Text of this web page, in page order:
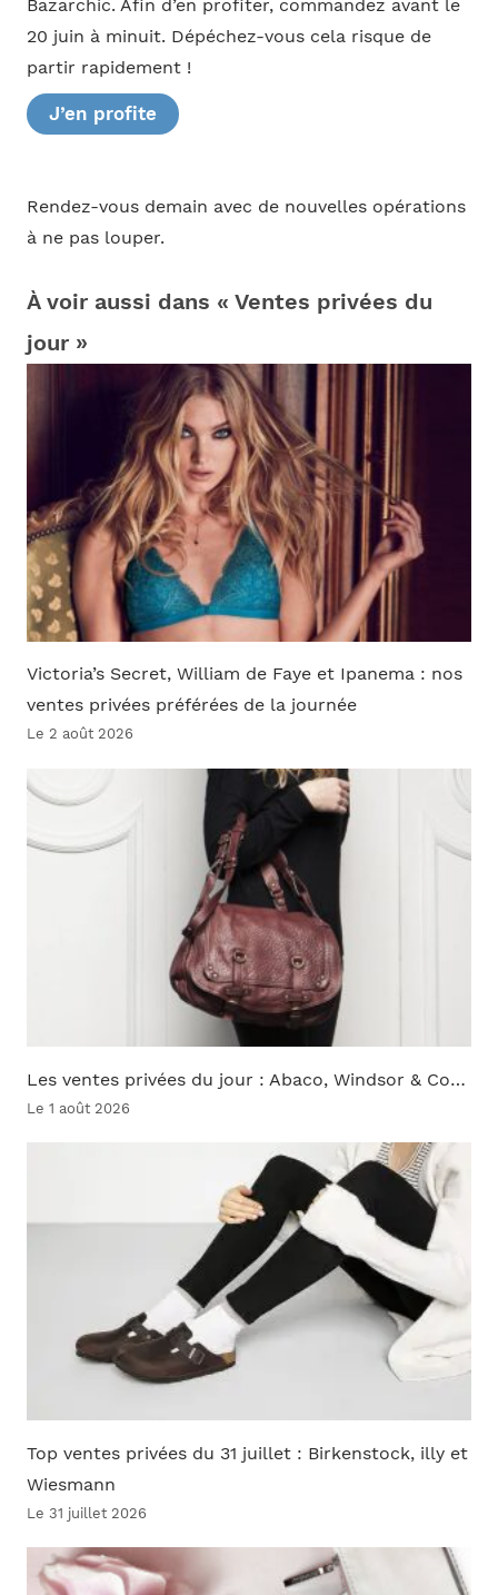
Bazarchic. Afin d’en profiter, commandez avant le
20 juin à minuit. Dépéchez-vous cela risque de
partir rapidement !
J’en profite
Rendez-vous demain avec de nouvelles opérations
à ne pas louper.
À voir aussi dans « Ventes privées du
jour »
Victoria’s Secret, William de Faye et Ipanema : nos
ventes privées préférées de la journée
Le 2 août 2026
Les ventes privées du jour : Abaco, Windsor & Co…
Le 1 août 2026
Top ventes privées du 31 juillet : Birkenstock, illy et
Wiesmann
Le 31 juillet 2026